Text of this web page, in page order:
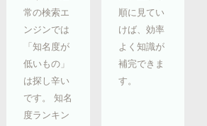
常の検索エ
ンジンでは
「知名度が
低いもの」
は探し辛い
です。 知名
度ランキン
順に見てい
けば、効率
よく知識が
補完できま
す。